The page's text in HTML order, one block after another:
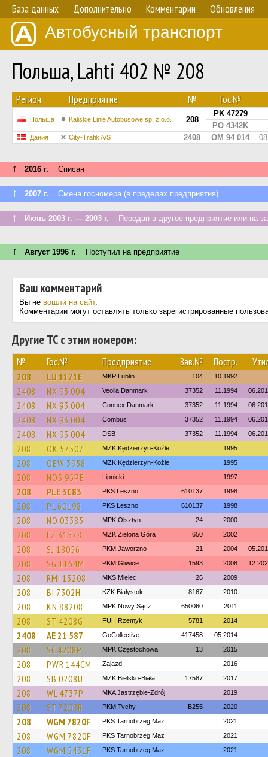
База данных Дополнительно Комментарии Обновления
Автобусный транспорт
Польша, Lahti 402 № 208
Регион Предприятие № Гос.№
Польша Kaliskie Linie Autobusowe sp. z o.o. 208
PK 47279
PO 4342K
Дания City-Trafik A/S 2408 OM 94 014
↑ 2016 г. Списан
↑ 2007 г. Смена госномера (в пределах предприятия)
↑ Июнь 2003 г. — 2003 г. Передан в другое предприятие или на
↑ Август 1996 г. Поступил на предприятие
Ваш комментарий
Вы не вошли на сайт.
Комментарии могут оставлять только зарегистрированные
Другие ТС с этим номером:
№ Гос.№ Предприятие Зав.№ Постр.
208 LU 1171E MKP Lublin 104 10.1992
2408 NX 93 004 Veolia Danmark 37352 11.1994
2408 NX 93 004 Connex Danmark 37352 11.1994
2408 NX 93 004 Combus 37352 11.1994
2408 NX 93 004 DSB 37352 11.1994
208 OK 57507 MZK Kędzierzyn-Koźle 1995
208 OEW 3958 MZK Kędzierzyn-Koźle 1995
208 NOS 95PE Lipnicki 1997
208 PLE 3C83 PKS Leszno 610137 1998
208 PL 60198 PKS Leszno 610137 1998
208 NO 03385 MPK Olsztyn 24 2000
208 FZ 31578 MZK Zielona Góra 650 2002
208 SJ 18056 PKM Jaworzno 21 2004
208 SG 1164M PKM Gliwice 1593 2008
208 RMI 13208 MKS Mielec 26 2009
208 BI 7302H KZK Białystok 8167 2010
208 KN 88208 MPK Nowy Sącz 650060 2011
208 ST 4208G FUH Rzemyk 5781 2014
2408 AE 21 587 GoCollective 417458 05.2014
208 SC 4208P MPK Częstochowa 13 2015
208 PWR 144CM Zajazd 2016
208 SB 0208U MZK Bielsko-Biała 17587 2017
208 WL 4737P MKA Jastrzębie-Zdrój 2019
208 ST 7208R PKM Tychy B255 2020
208 WGM 7820F PKS Tarnobrzeg Maz 2021
208 WGM 7820F PKS Tarnobrzeg Maz 2021
208 WGM 5431F PKS Tarnobrzeg Maz 2021